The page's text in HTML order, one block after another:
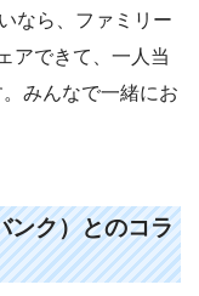
なら、ファミリー
アできて、一人当
みんなで一緒にお
ンク）とのコラ